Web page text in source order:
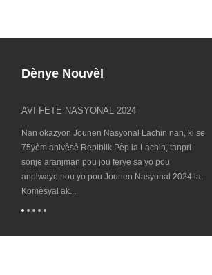
Dènye Nouvèl
AVI FETE NASYONAL 2024
Nan okazyon Jounen Nasyonal Lachin nan, ki se
75yèm anivèsè Repiblik Pèp la Lachin, tanpri
sonje aranjman pou jou ferye sa yo pou
anplwaye nou yo pou Jounen Nasyonal 2024 la.
Komèsyal ak...